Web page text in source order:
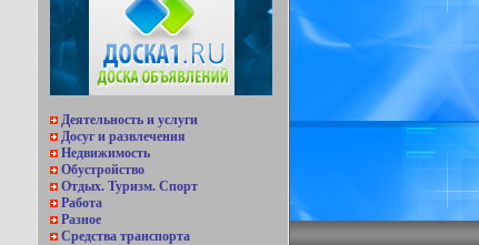
Деятельность и услуги
Досуг и развлечения
Недвижимость
Обустройство
Отдых. Туризм. Спорт
Работа
Разное
Средства транспорта